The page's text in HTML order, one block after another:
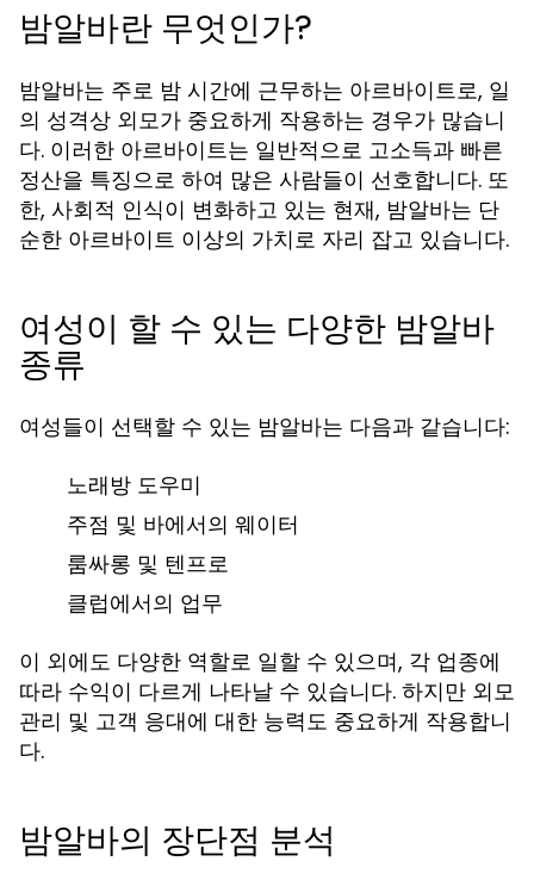
밤알바란 무엇인가?
밤알바는 주로 밤 시간에 근무하는 아르바이트로, 일
의 성격상 외모가 중요하게 작용하는 경우가 많습니
다. 이러한 아르바이트는 일반적으로 고소득과 빠른
정산을 특징으로 하여 많은 사람들이 선호합니다. 또
한, 사회적 인식이 변화하고 있는 현재, 밤알바는 단
순한 아르바이트 이상의 가치로 자리 잡고 있습니다.
여성이 할 수 있는 다양한 밤알바
종류
여성들이 선택할 수 있는 밤알바는 다음과 같습니다:
노래방 도우미
주점 및 바에서의 웨이터
룸싸롱 및 텐프로
클럽에서의 업무
이 외에도 다양한 역할로 일할 수 있으며, 각 업종에
따라 수익이 다르게 나타날 수 있습니다. 하지만 외모
관리 및 고객 응대에 대한 능력도 중요하게 작용합니
다.
밤알바의 장단점 분석